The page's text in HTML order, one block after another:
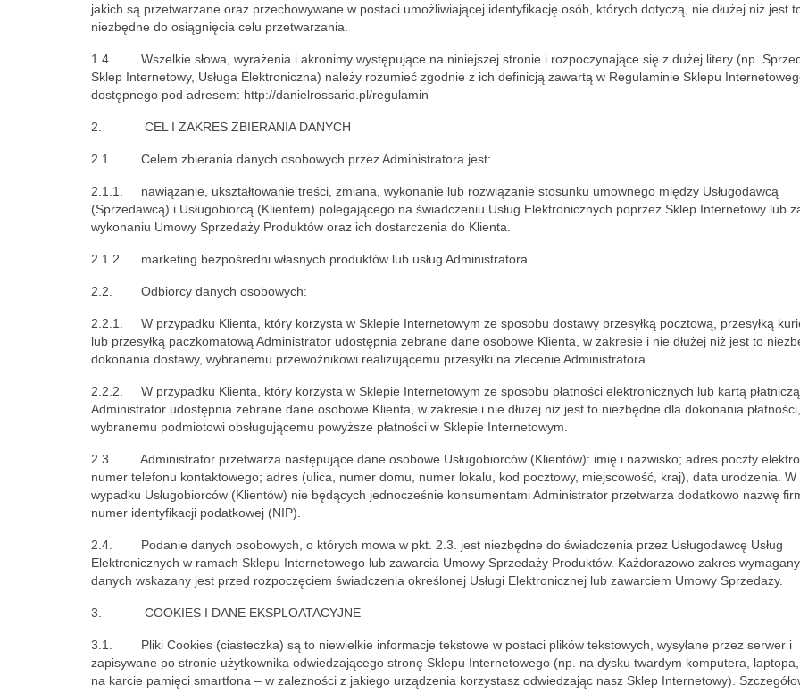
jakich są przetwarzane oraz przechowywane w postaci umożliwiającej identyfikację osób, których dotyczą, nie dłużej niż jest
niezbędne do osiągnięcia celu przetwarzania.
1.4. Wszelkie słowa, wyrażenia i akronimy występujące na niniejszej stronie i rozpoczynające się z dużej litery (np.
Sklep Internetowy, Usługa Elektroniczna) należy rozumieć zgodnie z ich definicją zawartą w Regulaminie Sklepu
dostępnego pod adresem: http://danielrossario.pl/regulamin
2. CEL I ZAKRES ZBIERANIA DANYCH
2.1. Celem zbierania danych osobowych przez Administratora jest:
2.1.1. nawiązanie, ukształtowanie treści, zmiana, wykonanie lub rozwiązanie stosunku umownego między Usługodawcą
(Sprzedawcą) i Usługobiorcą (Klientem) polegającego na świadczeniu Usług Elektronicznych poprzez Sklep Internetowy lub
wykonaniu Umowy Sprzedaży Produktów oraz ich dostarczenia do Klienta.
2.1.2. marketing bezpośredni własnych produktów lub usług Administratora.
2.2. Odbiorcy danych osobowych:
2.2.1. W przypadku Klienta, który korzysta w Sklepie Internetowym ze sposobu dostawy przesyłką pocztową, przesyłką
lub przesyłką paczkomatową Administrator udostępnia zebrane dane osobowe Klienta, w zakresie i nie dłużej niż jest to
dokonania dostawy, wybranemu przewoźnikowi realizującemu przesyłki na zlecenie Administratora.
2.2.2. W przypadku Klienta, który korzysta w Sklepie Internetowym ze sposobu płatności elektronicznych lub kartą płatniczą
Administrator udostępnia zebrane dane osobowe Klienta, w zakresie i nie dłużej niż jest to niezbędne dla dokonania płatności,
wybranemu podmiotowi obsługującemu powyższe płatności w Sklepie Internetowym.
2.3. Administrator przetwarza następujące dane osobowe Usługobiorców (Klientów): imię i nazwisko; adres poczty
numer telefonu kontaktowego; adres (ulica, numer domu, numer lokalu, kod pocztowy, miejscowość, kraj), data urodzenia. W
wypadku Usługobiorców (Klientów) nie będących jednocześnie konsumentami Administrator przetwarza dodatkowo nazwę
numer identyfikacji podatkowej (NIP).
2.4. Podanie danych osobowych, o których mowa w pkt. 2.3. jest niezbędne do świadczenia przez Usługodawcę Usług
Elektronicznych w ramach Sklepu Internetowego lub zawarcia Umowy Sprzedaży Produktów. Każdorazowo zakres
danych wskazany jest przed rozpoczęciem świadczenia określonej Usługi Elektronicznej lub zawarciem Umowy Sprzedaży.
3. COOKIES I DANE EKSPLOATACYJNE
3.1. Pliki Cookies (ciasteczka) są to niewielkie informacje tekstowe w postaci plików tekstowych, wysyłane przez serwer i
zapisywane po stronie użytkownika odwiedzającego stronę Sklepu Internetowego (np. na dysku twardym komputera,
na karcie pamięci smartfona – w zależności z jakiego urządzenia korzystasz odwiedzając nasz Sklep Internetowy).